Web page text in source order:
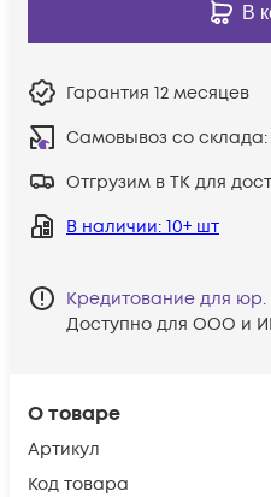
О товаре
Артикул
Код товара
В
Гарантия 12 месяцев
Самовывоз со склада:
Отгрузим в ТК для
В наличии: 10+ шт
Кредитование для юр.
Доступно для ООО и